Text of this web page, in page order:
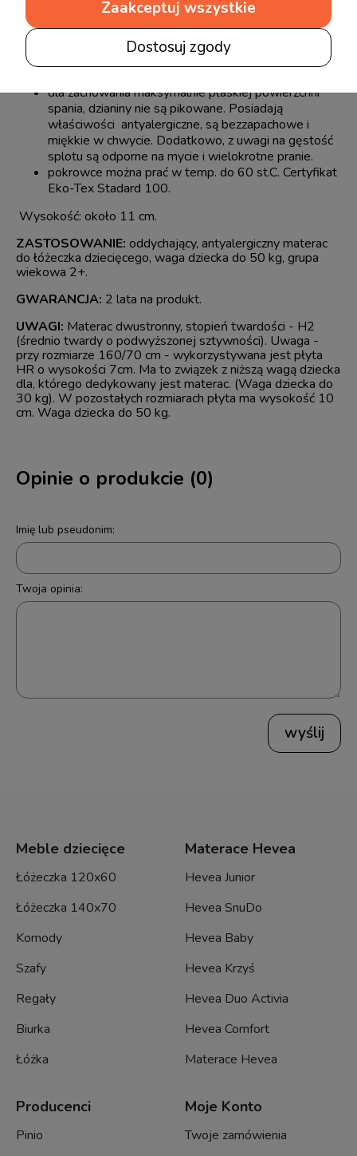
drugą stronę.
materac ma do wyboru świetnej jakości, o dużej
gramaturze 320g, pokrowiec z dzianiny
:
bawełna (50%), lekkie włókna poliestrowe (36%)
dla zachowania maksymalnie płaskiej powierzchni
spania, dzianiny nie są pikowane. Posiadają
właściwości antyalergiczne, są bezzapachowe i
miękkie w chwycie. Dodatkowo, z uwagi na gęstość
splotu są odporne na mycie i wielokrotne pranie.
pokrowce można prać w temp. do 60 st.C. Certyfikat
Eko-Tex Stadard 100.
Wysokość: około 11 cm.
ZASTOSOWANIE: oddychający, antyalergiczny materac
do łóżeczka dziecięcego, waga dziecka do 50 kg, grupa
wiekowa 2+.
GWARANCJA: 2 lata na produkt.
UWAGI: Materac dwustronny, stopień twardości - H2
(średnio twardy o podwyższonej sztywności). Uwaga -
przy rozmiarze 160/70 cm - wykorzystywana jest płyta
HR o wysokości 7cm. Ma to związek z niższą wagą dziecka
dla, którego dedykowany jest materac. (Waga dziecka do
30 kg). W pozostałych rozmiarach płyta ma wysokość 10
cm. Waga dziecka do 50 kg.
Opinie o produkcie (0)
Imię lub pseudonim:
Twoja opinia:
wyślij
Meble dziecięce
Łóżeczka 120x60
Łóżeczka 140x70
Komody
Szafy
Regały
Biurka
Łóżka
Materace Hevea
Hevea Junior
Hevea SnuDo
Hevea Baby
Hevea Krzyś
Hevea Duo Activia
Hevea Comfort
Materace Hevea
Producenci
Pinio
Moje Konto
Twoje zamówienia
Dostosuj zgody
Zaakceptuj wszystkie